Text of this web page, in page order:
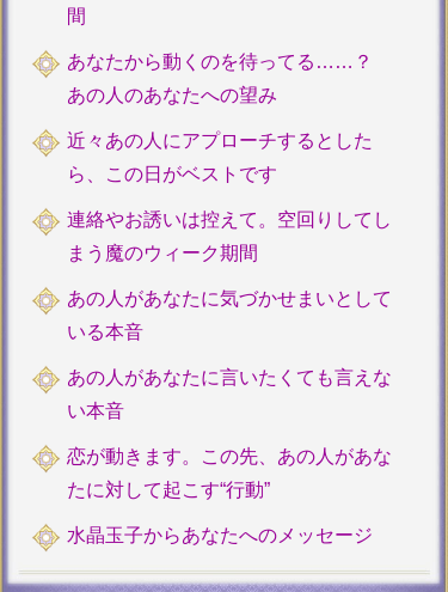
間
あなたから動くのを待ってる……？
あの人のあなたへの望み
近々あの人にアプローチするとした
ら、この日がベストです
連絡やお誘いは控えて。空回りしてし
まう魔のウィーク期間
あの人があなたに気づかせまいとして
いる本音
あの人があなたに言いたくても言えな
い本音
恋が動きます。この先、あの人があな
たに対して起こす“行動”
水晶玉子からあなたへのメッセージ